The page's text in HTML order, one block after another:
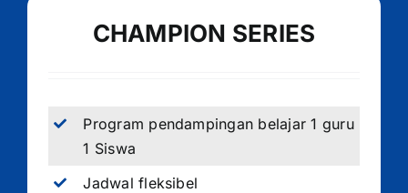
CHAMPION SERIES
Program pendampingan belajar 1 guru
1 Siswa
Jadwal fleksibel